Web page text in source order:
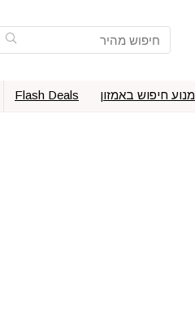
מנוע חיפוש באמזון Flash Deals